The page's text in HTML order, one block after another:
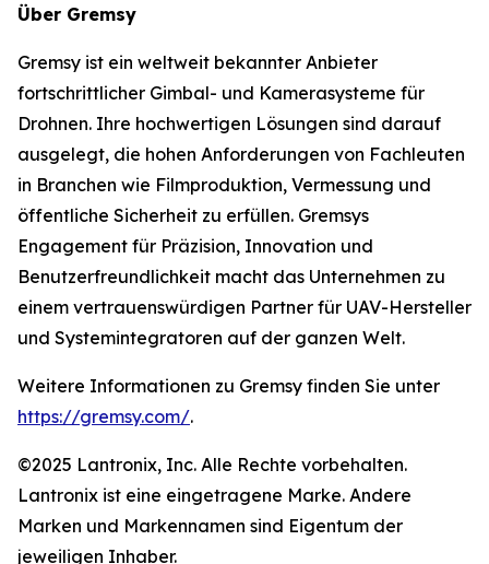
Über Gremsy
Gremsy ist ein weltweit bekannter Anbieter
fortschrittlicher Gimbal- und Kamerasysteme für
Drohnen. Ihre hochwertigen Lösungen sind darauf
ausgelegt, die hohen Anforderungen von Fachleuten
in Branchen wie Filmproduktion, Vermessung und
öffentliche Sicherheit zu erfüllen. Gremsys
Engagement für Präzision, Innovation und
Benutzerfreundlichkeit macht das Unternehmen zu
einem vertrauenswürdigen Partner für UAV-Hersteller
und Systemintegratoren auf der ganzen Welt.
Weitere Informationen zu Gremsy finden Sie unter
https://gremsy.com/.
©2025 Lantronix, Inc. Alle Rechte vorbehalten.
Lantronix ist eine eingetragene Marke. Andere
Marken und Markennamen sind Eigentum der
jeweiligen Inhaber.